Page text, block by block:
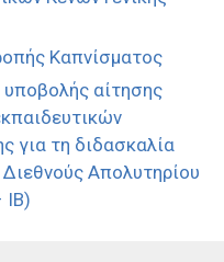
Καπνίσματος
αίτησης
για τη διδασκαλία
Απολυτηρίου
IB)